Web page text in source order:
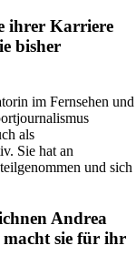
ihrer Karriere
bisher
im Fernsehen und
als
Sie hat an
und sich
Andrea
sie für ihr